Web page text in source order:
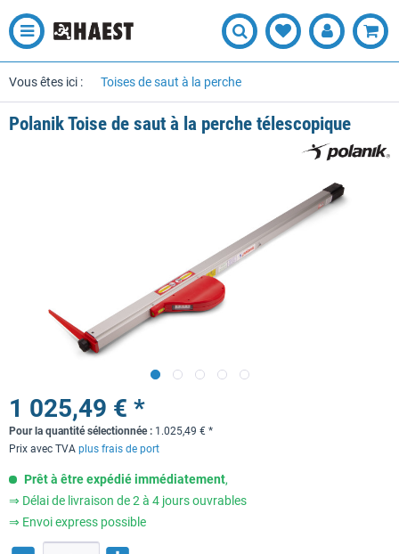
Vous êtes ici : Toises de saut à la perche
Polanik Toise de saut à la perche télescopique
1 025,49 € *
Pour la quantité sélectionnée : 1.025,49 € *
Prix avec TVA plus frais de port
Prêt à être expédié immédiatement,
⇒ Délai de livraison de 2 à 4 jours ouvrables
⇒ Envoi express possible